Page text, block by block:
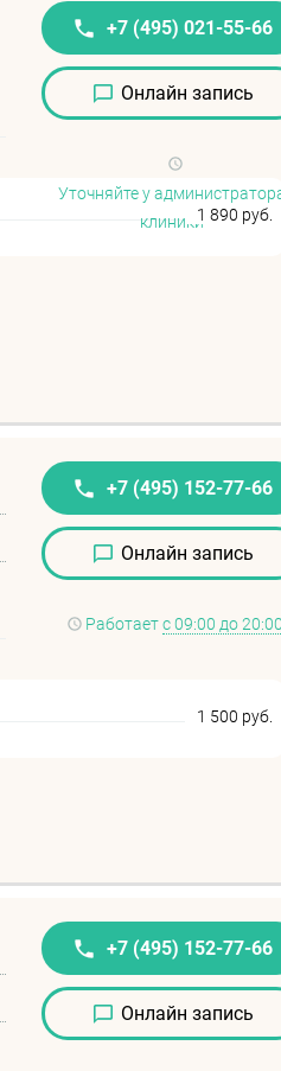
1 890 руб.
+7 (495) 021-55-66
Онлайн запись
Уточняйте у
клиники
1 500 руб.
+7 (495) 152-77-66
Онлайн запись
Работаетс 09:00 до
+7 (495) 152-77-66
Онлайн запись